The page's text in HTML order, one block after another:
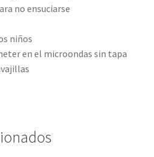
no ensuciarse
niños
en el microondas sin tapa